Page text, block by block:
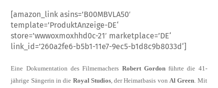
[amazon_link asins=’B00MBVLA50′
template=’ProduktAnzeige-DE‘
store=’wwwoxmoxhhd0c-21′ marketplace=’DE‘
link_id=’260a2fe6-b5b1-11e7-9ec5-b1d8c9b8033d‘]
Eine Dokumentation des Filmemachers Ro­bert Gordonführte die 41-
jährige Sängerin in die Royal Studios, der Heimatbasis von Al Green . Mit